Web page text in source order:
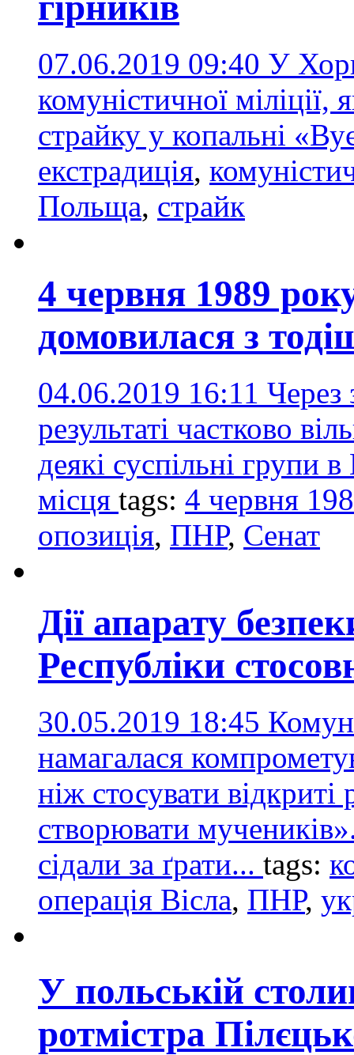
07.06.2019 09:40 У
комуністичної міліції,
страйку у копальні
екстрадиція,
Польща, страйк
4 червня 1989
домовилася з
04.06.2019 16:11 Через
результаті частково
деякі суспільні групи
місця tags: 4 червня
опозиція, ПНР, Сенат
Дії апарату
Республіки
30.05.2019 18:45
намагалася
ніж стосувати
створювати
сідали за ґрати... tags:
операція Вісла, ПНР,
У польській
ротмістра